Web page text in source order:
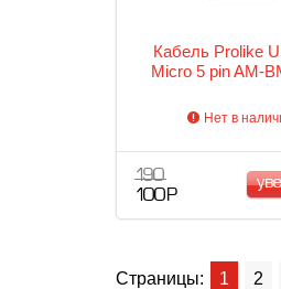
Кабель Prolike
Micro 5 pin AM-
Нет в
190
100 Р
Страницы: 1 2